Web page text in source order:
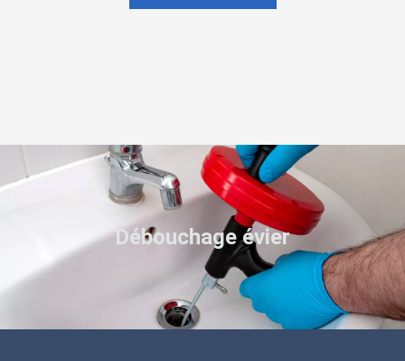
Débouchage évier